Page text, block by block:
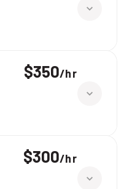
$350/hr
$300/hr